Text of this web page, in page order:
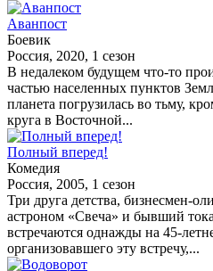
Аванпост
Боевик
Россия, 2020, 1 сезон
В недалеком будущем что-то
частью населенных пунктов
планета погрузилась во тьму,
круга в Восточной...
Полный вперед!
Комедия
Россия, 2005, 1 сезон
Три друга детства, бизнесмен-
астроном «Свеча» и бывший
встречаются однажды на 45-
организовавшего эту встречу,...